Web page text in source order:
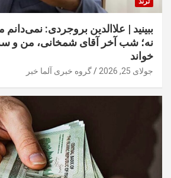
ببینید | علاالدین بروجردی:
نه؛ شب آخر آقای شمخانی، من و سه
خواند
جولای 25, 2026 گروه خبری آلما خبر